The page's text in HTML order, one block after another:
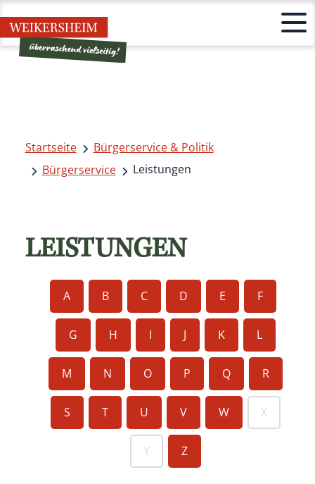
Startseite
Bürgerservice & Politik
Bürgerservice
Leistungen
LEISTUNGEN
A B C D E F
G H I J K L
M N O P Q R
S T U V W X
Y Z